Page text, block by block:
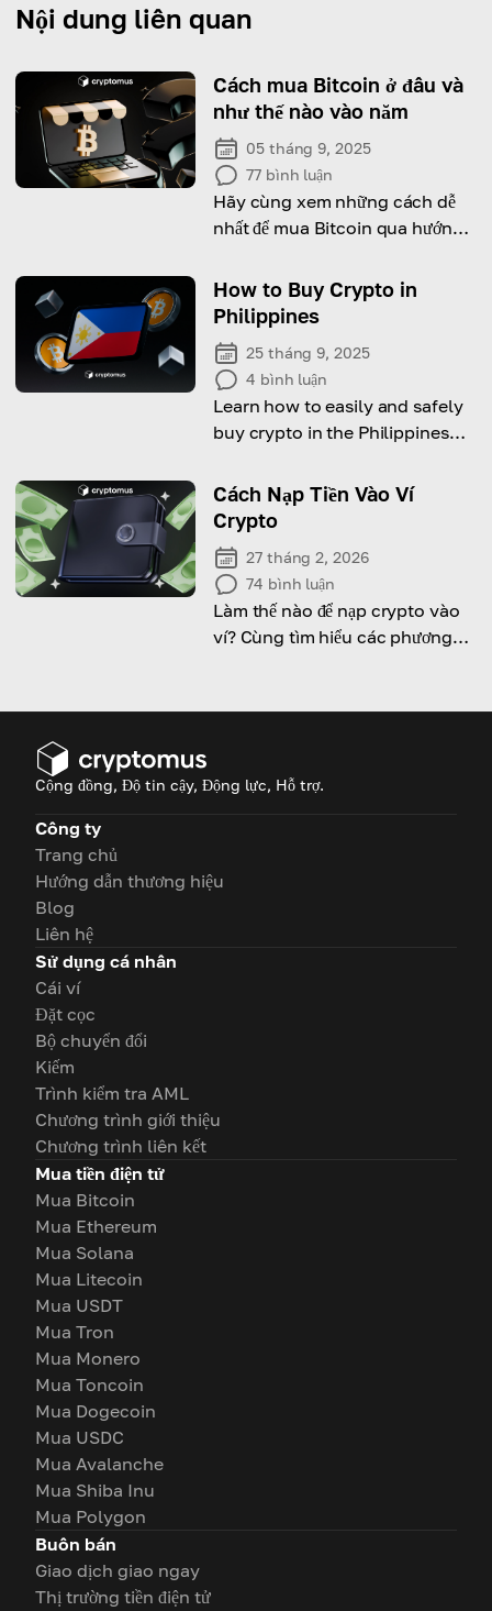
Nội dung liên quan
Cách mua Bitcoin ở đâu và
như thế nào vào năm
05 tháng 9, 2025
77 bình luận
Hãy cùng xem những cách dễ
nhất để mua Bitcoin qua hướng
How to Buy Crypto in
Philippines
25 tháng 9, 2025
4 bình luận
Learn how to easily and safely
buy crypto in the Philippines
Cách Nạp Tiền Vào Ví
Crypto
27 tháng 2, 2026
74 bình luận
Làm thế nào để nạp crypto vào
ví? Cùng tìm hiểu các phương
Cộng đồng, Độ tin cậy, Động lực, Hỗ trợ.
Công ty
Trang chủ
Hướng dẫn thương hiệu
Blog
Liên hệ
Sử dụng cá nhân
Cái ví
Đặt cọc
Bộ chuyển đổi
Kiếm
Trình kiểm tra AML
Chương trình giới thiệu
Chương trình liên kết
Mua tiền điện tử
Mua Bitcoin
Mua Ethereum
Mua Solana
Mua Litecoin
Mua USDT
Mua Tron
Mua Monero
Mua Toncoin
Mua Dogecoin
Mua USDC
Mua Avalanche
Mua Shiba Inu
Mua Polygon
Buôn bán
Giao dịch giao ngay
Thị trường tiền điện tử